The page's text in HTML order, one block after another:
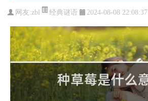
网友:zbl 经典谜语 2024-08-08 22:08:37